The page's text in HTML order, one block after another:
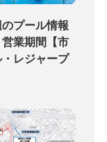
プール情報
営業期間【市
・レジャープ